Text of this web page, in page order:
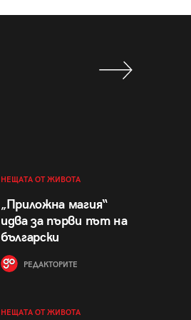
НЕЩАТА ОТ ЖИВОТА
„Приложна магия“
идва за първи път на
български
РЕДАКТОРИТЕ
НЕЩАТА ОТ ЖИВОТА